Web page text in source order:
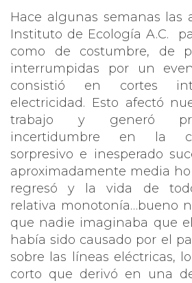
Hace algunas semanas las
Instituto de Ecología A.C.
como de costumbre, de
interrumpidas por un
consistió en cortes
electricidad. Esto afectó
trabajo y generó
incertidumbre en la
sorpresivo e inesperado
aproximadamente media
regresó y la vida de
relativa monotonía…bueno
que nadie imaginaba que
había sido causado por el
sobre las líneas eléctricas,
corto que derivó en una